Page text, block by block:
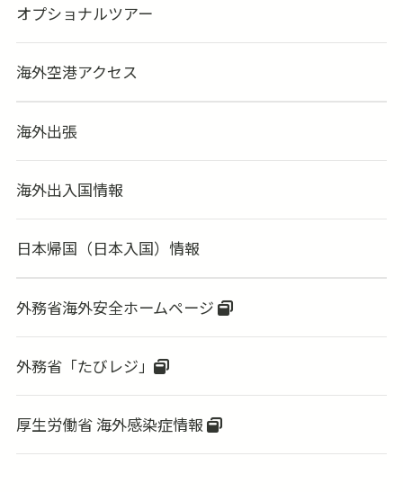
オプショナルツアー
海外空港アクセス
海外出張
海外出入国情報
日本帰国（日本入国）情報
外務省海外安全ホームページ
外務省「たびレジ」
厚生労働省 海外感染症情報